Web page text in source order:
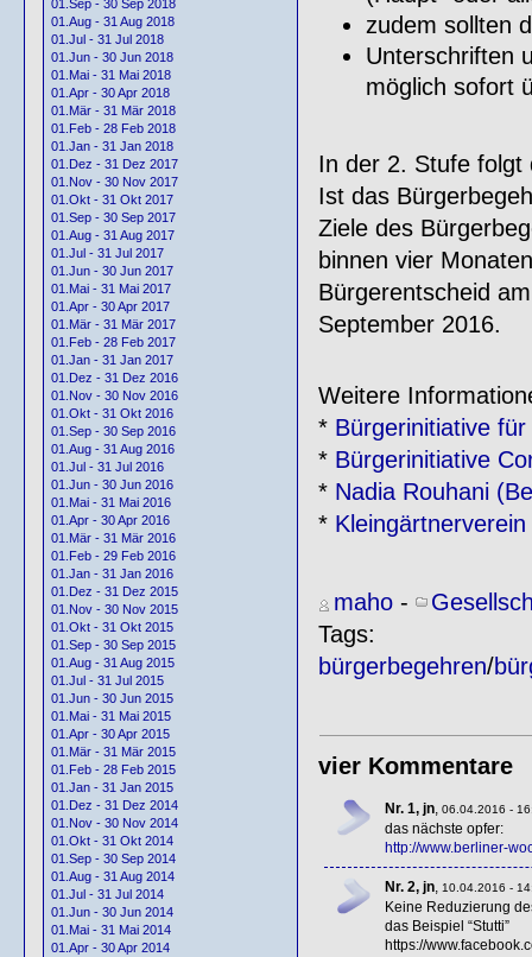
01.Sep - 30 Sep 2018
01.Aug - 31 Aug 2018
01.Jul - 31 Jul 2018
01.Jun - 30 Jun 2018
01.Mai - 31 Mai 2018
01.Apr - 30 Apr 2018
01.Mär - 31 Mär 2018
01.Feb - 28 Feb 2018
01.Jan - 31 Jan 2018
01.Dez - 31 Dez 2017
01.Nov - 30 Nov 2017
01.Okt - 31 Okt 2017
01.Sep - 30 Sep 2017
01.Aug - 31 Aug 2017
01.Jul - 31 Jul 2017
01.Jun - 30 Jun 2017
01.Mai - 31 Mai 2017
01.Apr - 30 Apr 2017
01.Mär - 31 Mär 2017
01.Feb - 28 Feb 2017
01.Jan - 31 Jan 2017
01.Dez - 31 Dez 2016
01.Nov - 30 Nov 2016
01.Okt - 31 Okt 2016
01.Sep - 30 Sep 2016
01.Aug - 31 Aug 2016
01.Jul - 31 Jul 2016
01.Jun - 30 Jun 2016
01.Mai - 31 Mai 2016
01.Apr - 30 Apr 2016
01.Mär - 31 Mär 2016
01.Feb - 29 Feb 2016
01.Jan - 31 Jan 2016
01.Dez - 31 Dez 2015
01.Nov - 30 Nov 2015
01.Okt - 31 Okt 2015
01.Sep - 30 Sep 2015
01.Aug - 31 Aug 2015
01.Jul - 31 Jul 2015
01.Jun - 30 Jun 2015
01.Mai - 31 Mai 2015
01.Apr - 30 Apr 2015
01.Mär - 31 Mär 2015
01.Feb - 28 Feb 2015
01.Jan - 31 Jan 2015
01.Dez - 31 Dez 2014
01.Nov - 30 Nov 2014
01.Okt - 31 Okt 2014
01.Sep - 30 Sep 2014
01.Aug - 31 Aug 2014
01.Jul - 31 Jul 2014
01.Jun - 30 Jun 2014
01.Mai - 31 Mai 2014
01.Apr - 30 Apr 2014
zudem sollten
Unterschriften
möglich sofort
In der 2. Stufe folgt
Ist das
Ziele des
binnen vier
Bürgerentscheid
September 2016.
Weitere
* Bürgerinitiative
* Bürgerinitiative
* Nadia Rouhani
*
maho-
Tags:
bürgerbegehren/
vier Kommentare
Nr. 1, jn, 06.04.2016 -
das nächste opfer:
http://www.berliner-
Nr. 2, jn, 10.04.2016 -
Keine Reduzierung
das Beispiel “Stutti”
https://